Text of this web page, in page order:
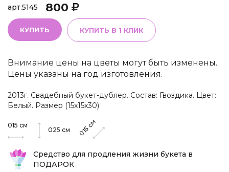
арт.5145 800
КУПИТЬ КУПИТЬ В 1 КЛИК
Внимание цены на цветы могут быть изменены.
Цены указаны на год изготовления.
2013г. Свадебный букет-дублер. Состав: Гвоздика. Цвет:
Белый. Размер (15х15х30)
015 см
025 см 015
см
Средство для продления жизни букета в
ПОДАРОК